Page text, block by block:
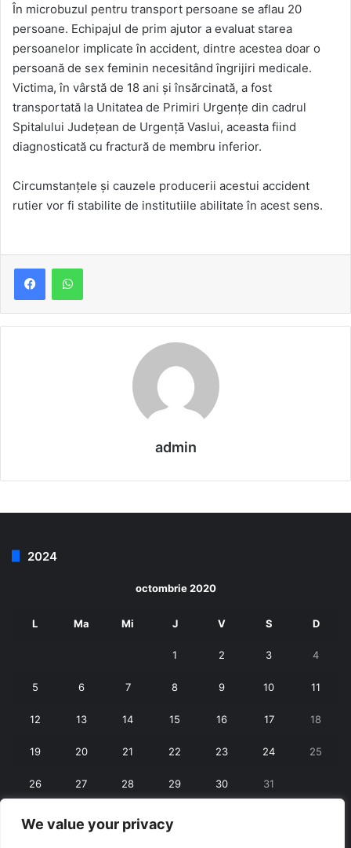
We value your privacy
În microbuzul pentru transport persoane se aflau 20
persoane. Echipajul de prim ajutor a evaluat starea
persoanelor implicate în accident, dintre acestea doar o
persoană de sex feminin necesitând îngrijiri medicale.
Victima, în vârstă de 18 ani și însărcinată, a fost
transportată la Unitatea de Primiri Urgențe din cadrul
Spitalului Județean de Urgență Vaslui, aceasta fiind
diagnosticată cu fractură de membru inferior.
Circumstanțele și cauzele producerii acestui accident
rutier vor fi stabilite de institutiile abilitate în acest sens.
admin
2024
octombrie 2020
L Ma Mi J V S D
1 2 3 4
5 6 7 8 9 10 11
12 13 14 15 16 17 18
19 20 21 22 23 24 25
26 27 28 29 30 31
« sept. nov. »